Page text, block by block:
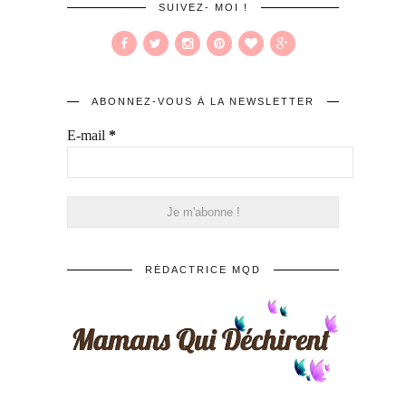
SUIVEZ- MOI !
ABONNEZ-VOUS À LA NEWSLETTER
E-mail *
RÉDACTRICE MQD